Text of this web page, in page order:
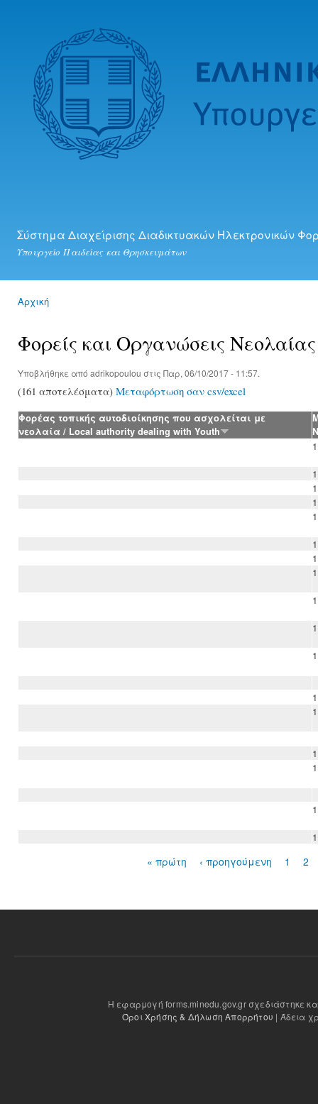
Σύστημα Διαχείρισης Διαδικτυακών Ηλεκτρονικών
Υπουργείο Παιδείας και Θρησκευμάτων
Αρχική
Φορείς και Οργανώσεις
Υποβλήθηκε από adrikopoulou στις Παρ, 06/10/2017 - 11:57.
(161 αποτελέσματα) Μεταφόρτωση σαν csv/excel
Φορέας τοπικής αυτοδιοίκησης που ασχολείται με
νεολαία / Local authority dealing with Youth
1
1
1
1
1
1
1
1
1
1
1
1
1
1
1
1
1
« πρώτη ‹ προηγούμενη 1 2
Η εφαρμογή forms.minedu.gov.gr σχεδιάστηκε
Όροι Χρήσης & Δήλωση Απορρήτου | Άδεια